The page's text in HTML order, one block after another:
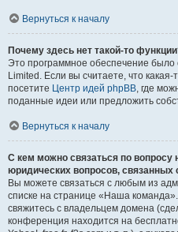
Вернуться к началу
Почему здесь нет такой-то
Это программное обеспечение
Limited. Если вы считаете, что
посетите Центр идей phpBB, где
поданные идеи или предложить
Вернуться к началу
С кем можно связаться по вопросу
юридических вопросов, связанных
Вы можете связаться с любым из
списке на странице «Наша
свяжитесь с владельцем домена
конференция находится на